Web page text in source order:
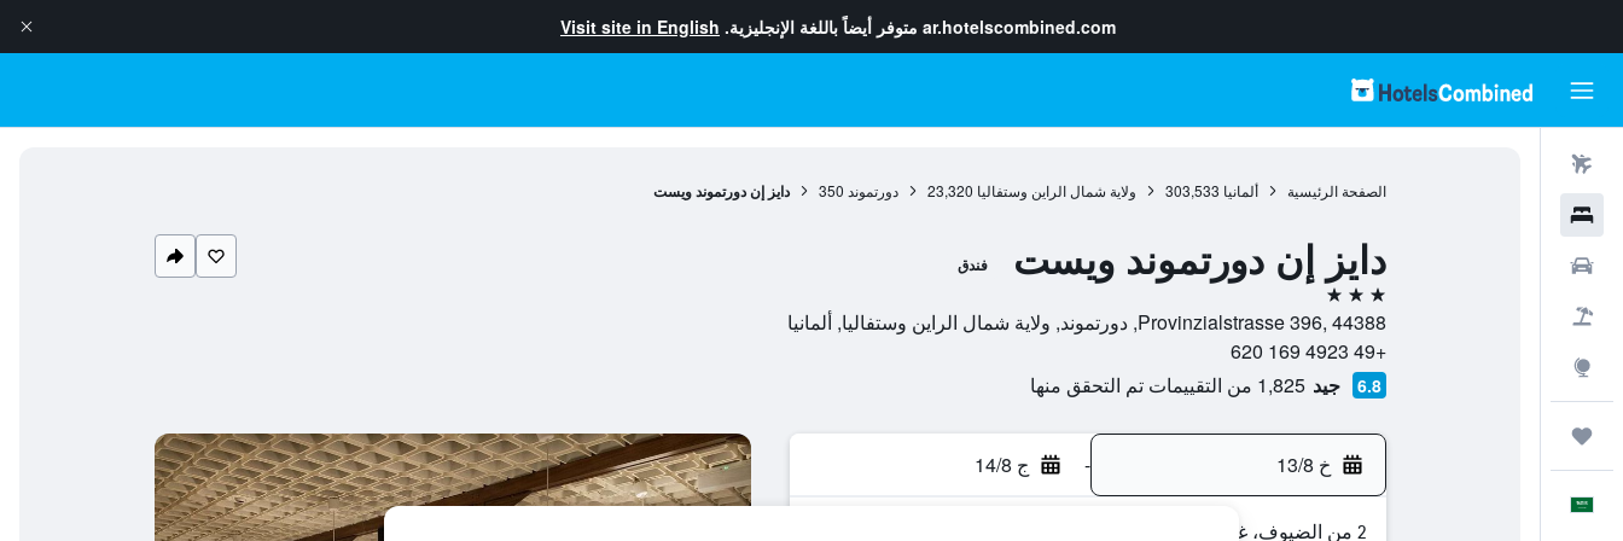
ar.hotelscombined.com متوفر أيضاً باللغة الإنجليزية. Visit site in English
الصفحة الرئيسية ألمانيا 303,533 ولاية شمال الراين وستفاليا 23,320 دورتموند 350 دايز إن دورتموند ويست
دايز إن دورتموند ويست فندق
3 نجوم
Provinzialstrasse 396, 44388, دورتموند, ولاية شمال الراين وستفاليا, ألمانيا
+49 4923 169 620
6.8 جيد 1,825 من التقييمات تم التحقق منها
خ 13/8 - ج 14/8
2 من الضيوف، غرفة واحدة